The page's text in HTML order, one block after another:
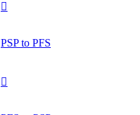
PSP to PFS